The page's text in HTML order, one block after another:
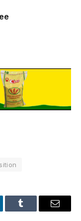
Tumblr Email